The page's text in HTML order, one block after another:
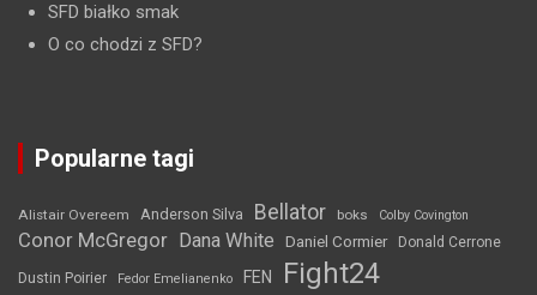
SFD białko smak
O co chodzi z SFD?
Popularne tagi
Alistair Overeem Anderson Silva Bellator boks Colby Covington
Conor McGregor Dana White Daniel Cormier Donald Cerrone
Dustin Poirier Fedor Emelianenko FEN Fight24